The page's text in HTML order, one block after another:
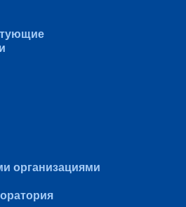
организациями